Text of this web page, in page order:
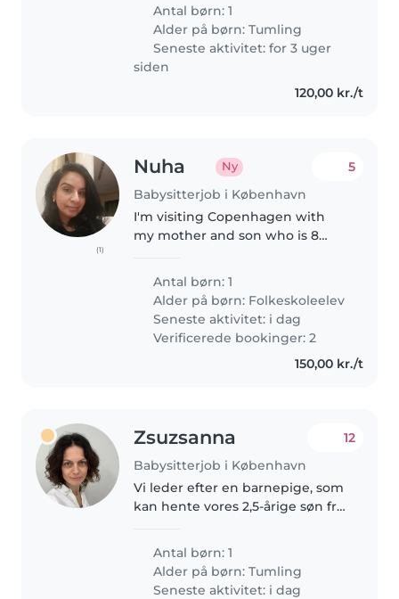
Antal børn: 1
Alder på børn:Tumling
Seneste aktivitet: for 3 uger
siden
120,00 kr./t
(1)
Nuha Ny
Babysitterjob i København
5
I'm visiting Copenhagen with
my mother and son who is 8
2026. Me and my mom have a
couple of evenings/ nights out
after my son's bedtime. The
babysitter..
Antal børn: 1
Alder på børn: Folkeskoleelev
Seneste aktivitet: i dag
Verificerede bookinger: 2
150,00 kr./t
Zsuzsanna
Babysitterjob i København
12
Vi leder efter en barnepige, som
kan hente vores 2,5-årige søn fra
om ugen og indimellem passe
ham i weekenderne. Han er en
aktiv og nysgerrig dreng, som..
Antal børn: 1
Alder på børn:Tumling
Seneste aktivitet: i dag